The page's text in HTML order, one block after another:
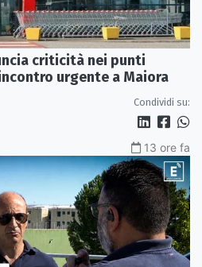
criticità nei punti
urgente a Maiora
Condividi su:
13 ore fa